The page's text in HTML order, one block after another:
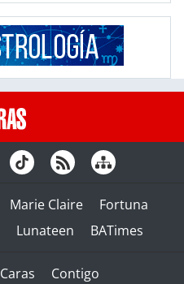
Marie Claire
Fortuna
Lunateen BATimes
Caras
Contigo